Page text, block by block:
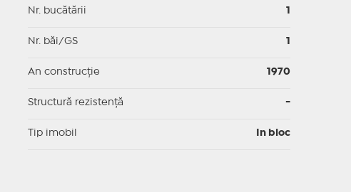
Nr. bucătării
Nr. băi/GS
An construcție 1970
Structură rezistență -
Tip imobil In bloc